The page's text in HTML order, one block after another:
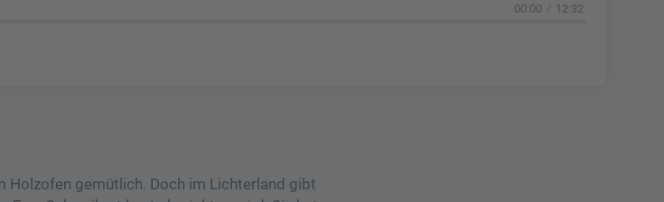
00:00 12:32
Holzofen gemütlich. Doch im Lichterland gibt